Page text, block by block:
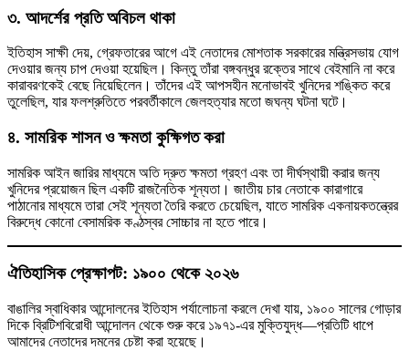
৩. আদর্শের প্রতি অবিচল থাকা
ইতিহাস সাক্ষী দেয়, গ্রেফতারের আগে এই নেতাদের মোশতাক সরকারের মন্ত্রিসভায় যোগ
দেওয়ার জন্য চাপ দেওয়া হয়েছিল। কিন্তু তাঁরা বঙ্গবন্ধুর রক্তের সাথে বেইমানি না করে
কারাবরণকেই বেছে নিয়েছিলেন। তাঁদের এই আপসহীন মনোভাবই খুনিদের শঙ্কিত করে
তুলেছিল, যার ফলশ্রুতিতে পরবর্তীকালে জেলহত্যার মতো জঘন্য ঘটনা ঘটে।
৪. সামরিক শাসন ও ক্ষমতা কুক্ষিগত করা
সামরিক আইন জারির মাধ্যমে অতি দ্রুত ক্ষমতা গ্রহণ এবং তা দীর্ঘস্থায়ী করার জন্য
খুনিদের প্রয়োজন ছিল একটি রাজনৈতিক শূন্যতা। জাতীয় চার নেতাকে কারাগারে
পাঠানোর মাধ্যমে তারা সেই শূন্যতা তৈরি করতে চেয়েছিল, যাতে সামরিক একনায়কতন্ত্রের
বিরুদ্ধে কোনো বেসামরিক কণ্ঠস্বর সোচ্চার না হতে পারে।
ঐতিহাসিক প্রেক্ষাপট: ১৯০০ থেকে ২০২৬
বাঙালির স্বাধিকার আন্দোলনের ইতিহাস পর্যালোচনা করলে দেখা যায়, ১৯০০ সালের গোড়ার
দিকে ব্রিটিশবিরোধী আন্দোলন থেকে শুরু করে ১৯৭১-এর মুক্তিযুদ্ধ—প্রতিটি ধাপে
আমাদের নেতাদের দমনের চেষ্টা করা হয়েছে।